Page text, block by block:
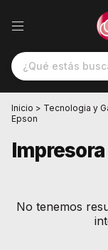
Inicio > Tecnologia y
Epson
No tenemos